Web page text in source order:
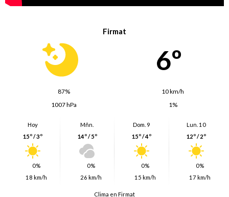
Firmat
6º
87%
10 km/h
1007 hPa
1%
Hoy
15º / 3º
0%
18 km/h
Mñn.
14º / 5º
0%
26 km/h
Dom. 9
15º / 4º
0%
15 km/h
Lun. 10
12º / 2º
0%
17 km/h
Clima en Firmat